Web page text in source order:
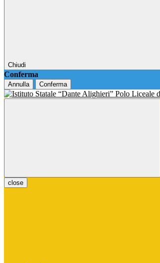
Chiudi
Conferma
Annulla Conferma
close